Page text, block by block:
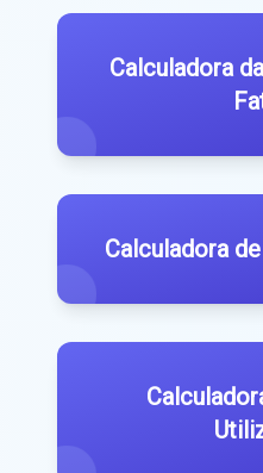
Calculadora
Calculadora